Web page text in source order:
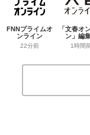
FNNプライムオ
ンライン
22分前
「文春オ
ン」編
1時間